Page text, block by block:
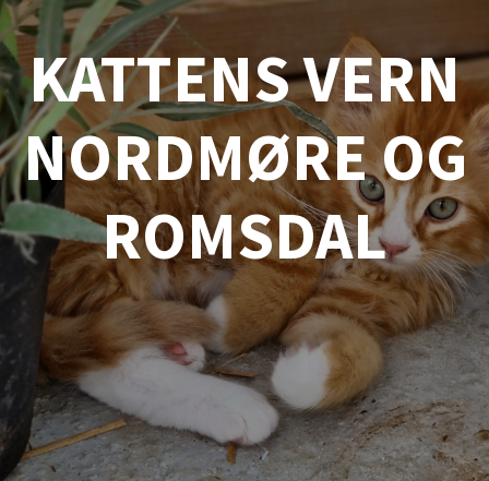
KATTENS VERN
NORDMØRE OG
ROMSDAL